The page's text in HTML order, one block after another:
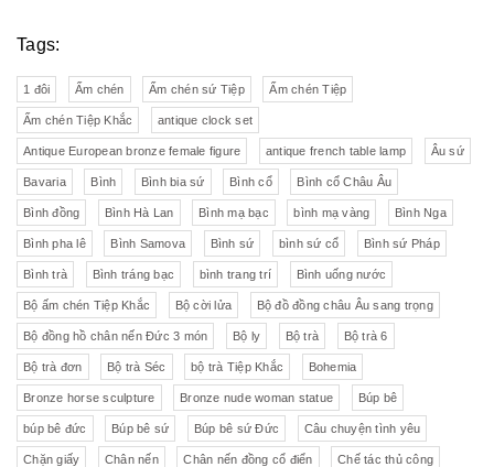
Tags:
1 đôi Ấm chén Ấm chén sứ Tiệp Ấm chén Tiệp
Ấm chén Tiệp Khắc antique clock set
Antique European bronze female figure antique french table lamp Âu sứ
Bavaria Bình Bình bia sứ Bình cổ Bình cổ Châu Âu
Bình đồng Bình Hà Lan Bình mạ bạc bình mạ vàng Bình Nga
Bình pha lê Bình Samova Bình sứ bình sứ cổ Bình sứ Pháp
Bình trà Bình tráng bạc bình trang trí Bình uống nước
Bộ ấm chén Tiệp Khắc Bộ cời lửa Bộ đồ đồng châu Âu sang trọng
Bộ đồng hồ chân nến Đức 3 món Bộ ly Bộ trà Bộ trà 6
Bộ trà đơn Bộ trà Séc bộ trà Tiệp Khắc Bohemia
Bronze horse sculpture Bronze nude woman statue Búp bê
búp bê đức Búp bê sứ Búp bê sứ Đức Câu chuyện tình yêu
Chặn giấy Chân nến Chân nến đồng cổ điển Chế tác thủ công